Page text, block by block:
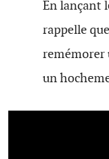
En lançant
rappelle
remémorer
un